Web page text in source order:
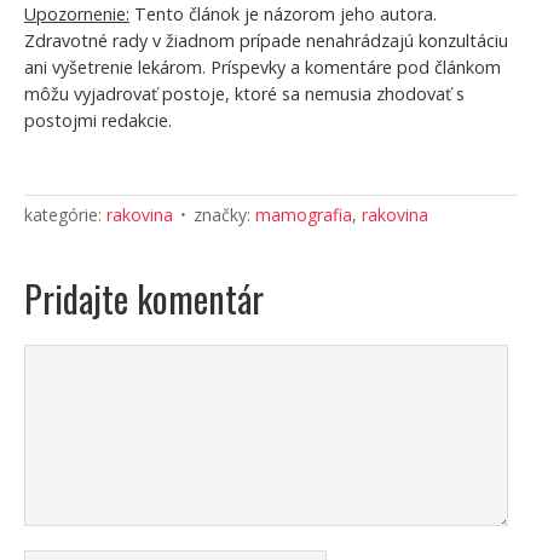
Upozornenie: Tento článok je názorom jeho autora.
Zdravotné rady v žiadnom prípade nenahrádzajú konzultáciu
ani vyšetrenie lekárom. Príspevky a komentáre pod článkom
môžu vyjadrovať postoje, ktoré sa nemusia zhodovať s
postojmi redakcie.
kategórie: rakovina značky: mamografia, rakovina
Pridajte komentár